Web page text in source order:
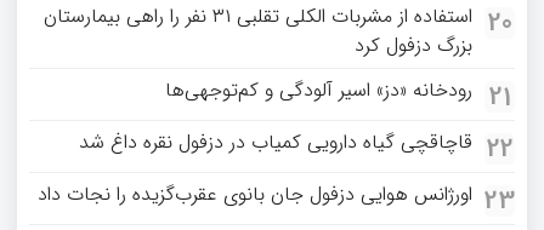
20
استفاده از مشربات الکلی تقلبی ۳۱ نفر را راهی بیمارستان
بزرگ دزفول کرد
21 رودخانه «دز» اسیر آلودگی و کم‌توجهی‌ها
22 قاچاقچی گیاه دارویی کمیاب در دزفول نقره داغ شد
23 اورژانس هوایی دزفول جان بانوی عقرب‌گزیده را نجات داد